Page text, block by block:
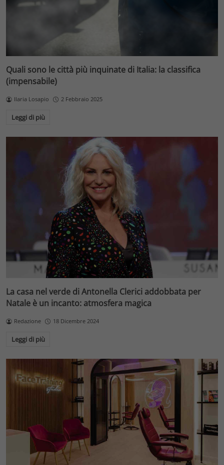
Quali sono le città più inquinate di Italia: la classifica
(impensabile)
Ilaria Losapio 2 Febbraio 2025
Leggi di più
La casa nel verde di Antonella Clerici addobbata per
Natale è un incanto: atmosfera magica
Redazione 18 Dicembre 2024
Leggi di più